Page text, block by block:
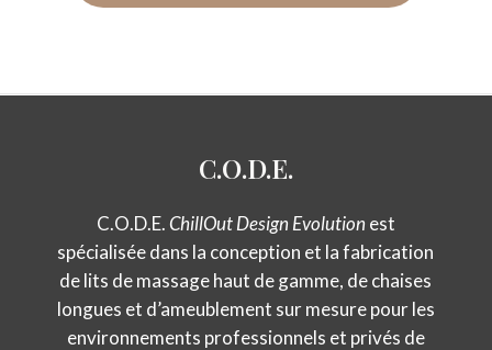
C.O.D.E.
C.O.D.E.ChillOut Design Evolution est
spécialisée dans la conception et la fabrication
de lits de massage haut de gamme, de chaises
longues et d’ameublement sur mesure pour les
environnements professionnels et privés de